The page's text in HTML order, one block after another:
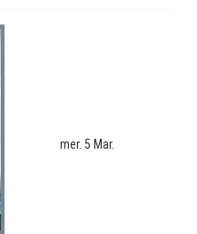
mer. 5 Mar.